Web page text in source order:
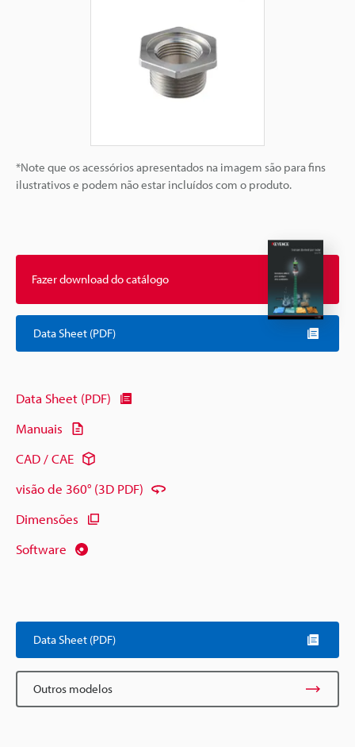
*Note que os acessórios apresentados na imagem são para fins
ilustrativos e podem não estar incluídos com o produto.
Fazer download do catálogo
Data Sheet (PDF)
Data Sheet (PDF)
Manuais
CAD / CAE
visão de 360° (3D PDF)
Dimensões
Software
Data Sheet (PDF)
Outros modelos